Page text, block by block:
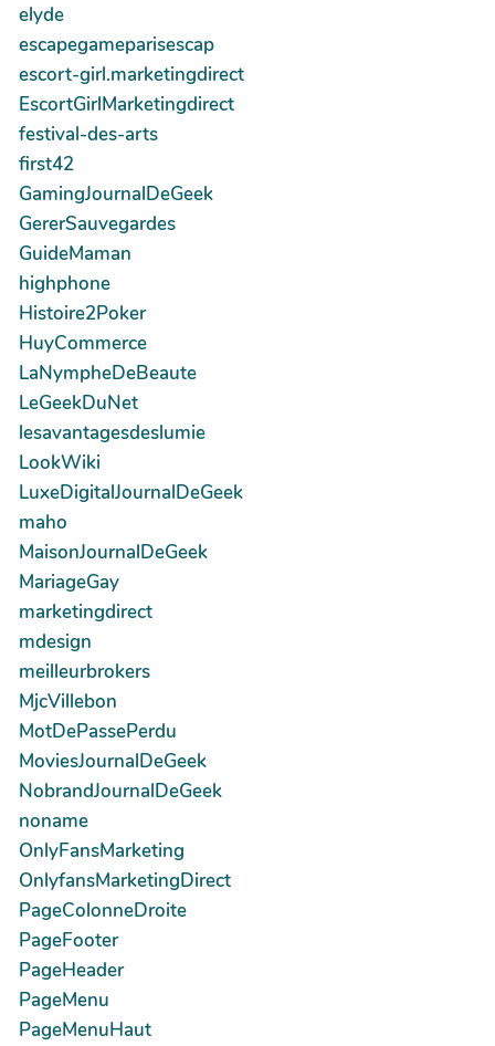
elyde
escapegameparisescap
escort-girl.marketingdirect
EscortGirlMarketingdirect
festival-des-arts
first42
GamingJournalDeGeek
GererSauvegardes
GuideMaman
highphone
Histoire2Poker
HuyCommerce
LaNympheDeBeaute
LeGeekDuNet
lesavantagesdeslumie
LookWiki
LuxeDigitalJournalDeGeek
maho
MaisonJournalDeGeek
MariageGay
marketingdirect
mdesign
meilleurbrokers
MjcVillebon
MotDePassePerdu
MoviesJournalDeGeek
NobrandJournalDeGeek
noname
OnlyFansMarketing
OnlyfansMarketingDirect
PageColonneDroite
PageFooter
PageHeader
PageMenu
PageMenuHaut